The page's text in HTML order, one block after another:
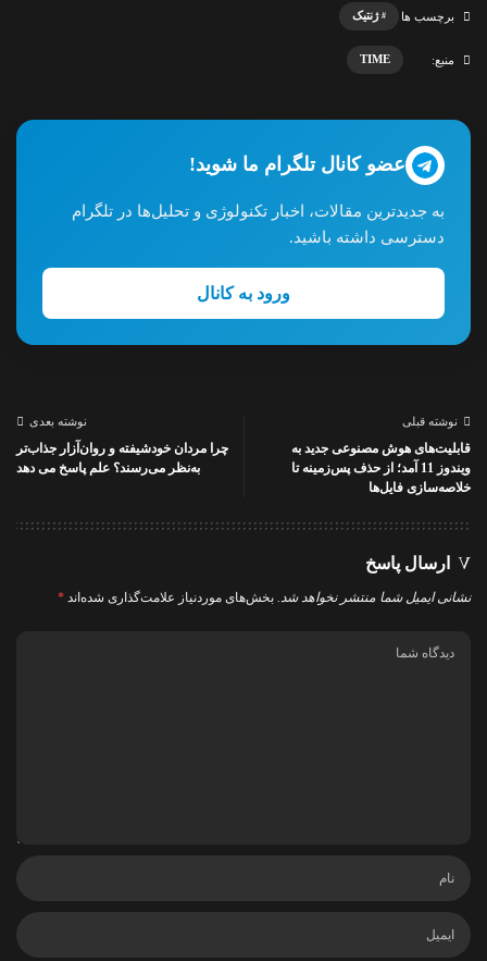
برچسب ها ژنتیک
منبع: TIME
عضو کانال تلگرام ما شوید!
به جدیدترین مقالات، اخبار تکنولوژی و تحلیل‌ها در تلگرام
دسترسی داشته باشید.
ورود به کانال
نوشته قبلی
قابلیت‌های هوش مصنوعی جدید به
ویندوز 11 آمد؛ از حذف پس‌زمینه تا
خلاصه‌سازی فایل‌ها
نوشته بعدی
چرا مردان خودشیفته و روان‌آزار جذاب‌تر
به‌نظر می‌رسند؟ علم پاسخ می دهد
ارسال پاسخ
نشانی ایمیل شما منتشر نخواهد شد. بخش‌های موردنیاز علامت‌گذاری شده‌اند *